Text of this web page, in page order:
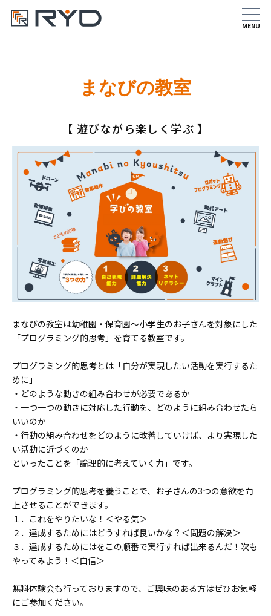
まなびの教室
遊びながら楽しく学ぶ
まなびの教室は幼稚園・保育園〜小学生のお子さんを対象にした
「プログラミング的思考」を育てる教室です。
プログラミング的思考とは「自分が実現したい活動を実行するた
めに」
・どのような動きの組み合わせが必要であるか
・一つ一つの動きに対応した行動を、どのように組み合わせたら
いいのか
・行動の組み合わせをどのように改善していけば、より実現した
い活動に近づくのか
といったことを「論理的に考えていく力」です。
プログラミング的思考を養うことで、お子さんの3つの意欲を向
上させることができます。
１．これをやりたいな！＜やる気＞
２．達成するためにはどうすれば良いかな？＜問題の解決＞
３．達成するためにはをこの順番で実行すれば出来るんだ！次も
やってみよう！＜自信＞
無料体験会も行っておりますので、ご興味のある方はぜひお気軽
にご参加ください。